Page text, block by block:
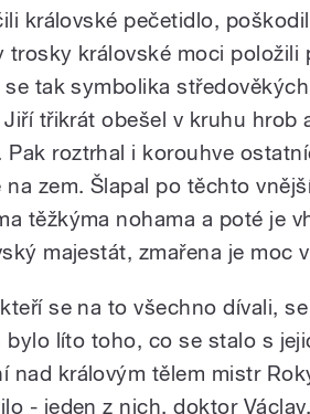
královské pečetidlo,
trosky královské moci položili
tak symbolika
třikrát obešel v kruhu hrob
roztrhal i korouhve
na zem. Šlapal po těchto
těžkýma nohama a poté je
majestát, zmařena je moc
se na to všechno dívali,
bylo líto toho, co se stalo s
nad královým tělem mistr
- jeden z nich, doktor